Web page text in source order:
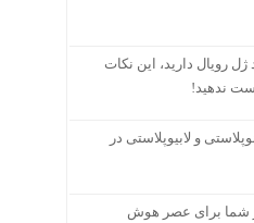
رویال دارید، این نکات
ندهید!
و لابیوپلاستی در
شما برای عصر هوش